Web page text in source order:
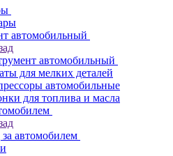
автомобильный
автомобильный
для мелких деталей
автомобильные
для топлива и масла
за автомобилем